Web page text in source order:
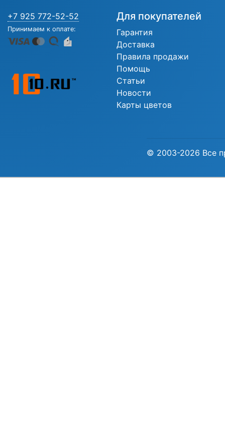
+7 925 772-52-52
Принимаем к оплате:
Для покупателей
Гарантия
Доставка
Правила продажи
Помощь
Статьи
Новости
Карты цветов
© 2003-2026 Все